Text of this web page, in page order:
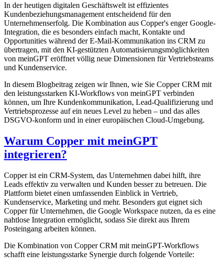
In der heutigen digitalen Geschäftswelt ist effizientes
Kundenbeziehungsmanagement entscheidend für den
Unternehmenserfolg. Die Kombination aus Copper's enger Google-
Integration, die es besonders einfach macht, Kontakte und
Opportunities während der E-Mail-Kommunikation ins CRM zu
übertragen, mit den KI-gestützten Automatisierungsmöglichkeiten
von meinGPT eröffnet völlig neue Dimensionen für Vertriebsteams
und Kundenservice.
In diesem Blogbeitrag zeigen wir Ihnen, wie Sie Copper CRM mit
den leistungsstarken KI-Workflows von meinGPT verbinden
können, um Ihre Kundenkommunikation, Lead-Qualifizierung und
Vertriebsprozesse auf ein neues Level zu heben – und das alles
DSGVO-konform und in einer europäischen Cloud-Umgebung.
Warum Copper mit meinGPT
integrieren?
Copper ist ein CRM-System, das Unternehmen dabei hilft, ihre
Leads effektiv zu verwalten und Kunden besser zu betreuen. Die
Plattform bietet einen umfassenden Einblick in Vertrieb,
Kundenservice, Marketing und mehr. Besonders gut eignet sich
Copper für Unternehmen, die Google Workspace nutzen, da es eine
nahtlose Integration ermöglicht, sodass Sie direkt aus Ihrem
Posteingang arbeiten können.
Die Kombination von Copper CRM mit meinGPT-Workflows
schafft eine leistungsstarke Synergie durch folgende Vorteile: